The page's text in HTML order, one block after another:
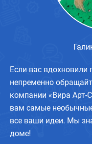
Если вас
непременно
компании «Вира
вам самые
все ваши идеи. Мы
доме!